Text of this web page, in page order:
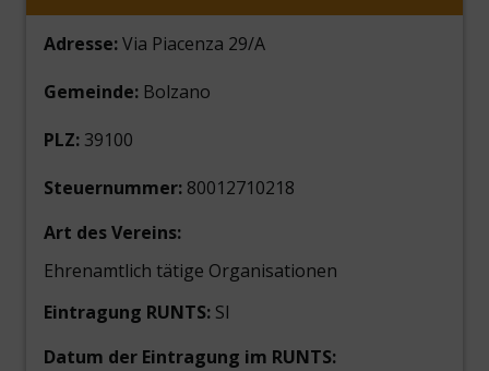
Adresse:Via Piacenza 29/A
Gemeinde: Bolzano
PLZ: 39100
Steuernummer: 80012710218
Art des Vereins:
Ehrenamtlich tätige Organisationen
Eintragung RUNTS: SI
Datum der Eintragung im RUNTS: